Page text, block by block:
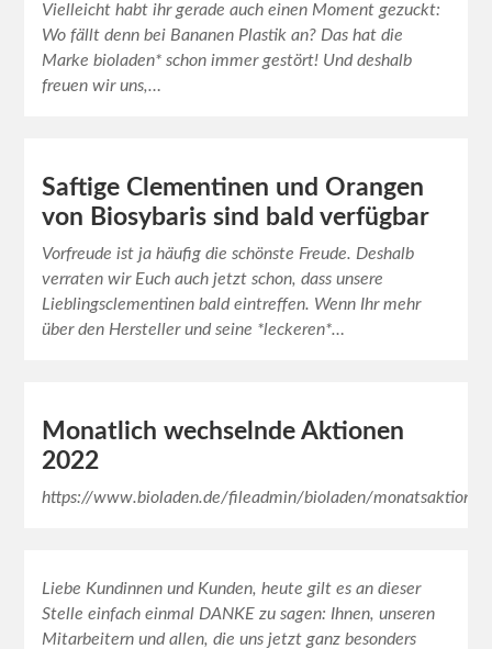
Vielleicht habt ihr gerade auch einen Moment gezuckt:
Wo fällt denn bei Bananen Plastik an? Das hat die
Marke bioladen* schon immer gestört! Und deshalb
freuen wir uns,…
Saftige Clementinen und Orangen
von Biosybaris sind bald verfügbar
Vorfreude ist ja häufig die schönste Freude. Deshalb
verraten wir Euch auch jetzt schon, dass unsere
Lieblingsclementinen bald eintreffen. Wenn Ihr mehr
über den Hersteller und seine *leckeren*…
Monatlich wechselnde Aktionen
2022
https://www.bioladen.de/fileadmin/bioladen/monatsaktion/
Liebe Kundinnen und Kunden, heute gilt es an dieser
Stelle einfach einmal DANKE zu sagen: Ihnen, unseren
Mitarbeitern und allen, die uns jetzt ganz besonders